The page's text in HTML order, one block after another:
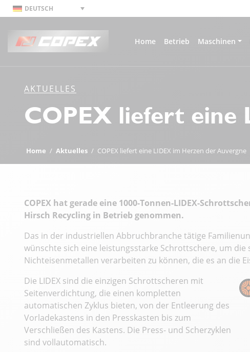
DEUTSCH
Home Betrieb Maschinen
AKTUELLES
COPEX liefert eine
Home / Aktuelles / COPEX liefert eine LIDEX im Herzen der Auvergne
COPEX hat gerade eine 1000-Tonnen-LIDEX-
Hirsch Recycling in Betrieb genommen.
Das in der industriellen Abbruchbranche tätige
wünschte sich eine leistungsstarke Schrottschere, um die
Nichteisenmetallen verarbeiten zu können, die es an die
Die LIDEX sind die einzigen Schrottscheren mit
Seitenverdichtung, die einen kompletten
automatischen Zyklus bieten, von der Entleerung des
Vorladekastens in den Presskasten bis zum
Verschließen des Kastens. Die Press- und Scherzyklen
sind vollautomatisch.